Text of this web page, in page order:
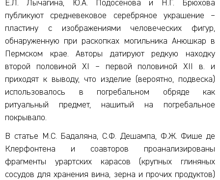
Е.Л. Лычагина, Ю.А. Подосёнова и Н.Г. Брюхова
публикуют средневековое серебряное украшение –
пластину с изображениями человеческих фигур,
обнаруженную при раскопках могильника Анюшкар в
Пермском крае. Авторы датируют редкую находку
второй половиной XI – первой половиной XII в. и
приходят к выводу, что изделие (вероятно, подвеска)
использовалось в погребальном обряде как
ритуальный предмет, нашитый на погребальное
покрывало.
В статье М.С. Бадаляна, С.Ф. Дешампа, Ф.Ж. Фише де
Клерфонтена и соавторов проанализированы
фрагменты урартских карасов (крупных глиняных
сосудов для хранения вина, зерна и прочих продуктов)